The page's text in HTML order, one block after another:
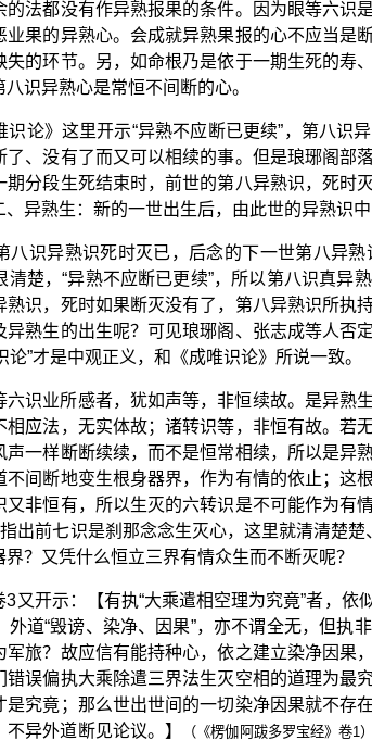
法都没有作异熟报果的条件。因为眼等六
果的异熟心。会成就异熟果报的心不应当
的环节。另，如命根乃是依于一期生死的
识异熟心是常恒不间断的心。
论》这里开示“异熟不应断已更续”，第八
、没有了而又可以相续的事。但是琅琊阁
分段生死结束时，前世的第八异熟识，死时
异熟生：新的一世出生后，由此世的异熟识
八识异熟识死时灭已，后念的下一世第八异
楚，“异熟不应断已更续”，所以第八识真
识，死时如果断灭没有了，第八异熟识所执
熟生的出生呢？可见琅琊阁、张志成等人否
论”才是中观正义，和《成唯识论》所说一致。
六识业所感者，犹如声等，非恒续故。是异
应法，无实体故；诸转识等，非恒有故。
一样断断续续，而不是恒常相续，所以是
间断地变生根身器界，作为有情的依止；
非恒有，所以生灭的六转识是不可能作为
出前七识是刹那念念生灭心，这里就清清楚
？又凭什么恒立三界有情众生而不断灭呢？
又开示：【有执“大乘遣相空理为究竟”者，
道“毁谤、染净、因果”，亦不谓全无，但执
旅？故应信有能持种心，依之建立染净因
误偏执大乘除遣三界法生灭空相的道理为
究竟；那么世出世间的一切染净因果就不
异外道断见论议。】
（《楞伽阿跋多罗宝经》卷1